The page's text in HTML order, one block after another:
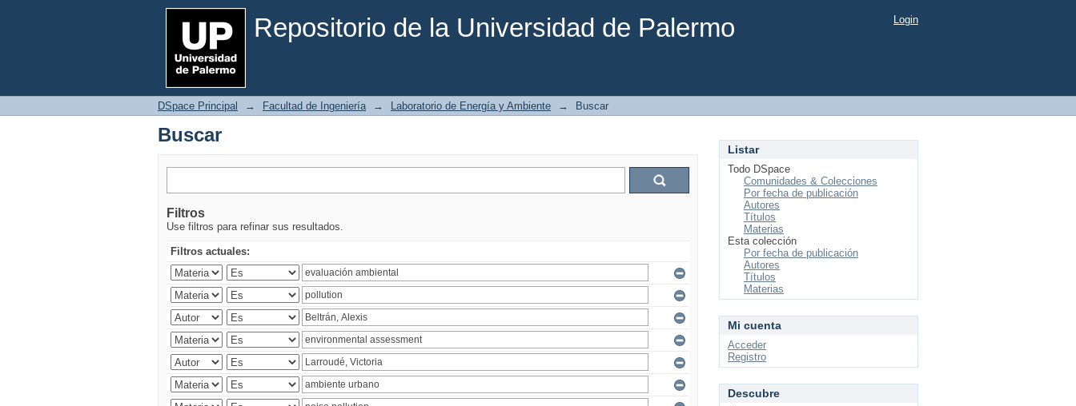
Repositorio de la Universidad de Palermo
Buscar Login
DSpace Principal → Facultad de Ingeniería → Laboratorio de Energía y Ambiente → Buscar
Buscar
Filtros
Use filtros para refinar sus resultados.
Filtros actuales:
Listar
Todo DSpace
Comunidades & Colecciones
Por fecha de publicación
Autores
Títulos
Materias
Esta colección
Por fecha de publicación
Autores
Títulos
Materias
Mi cuenta
Acceder
Registro
Descubre